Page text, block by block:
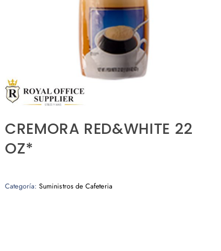
CREMORA RED&WHITE 22
OZ*
Categoría: Suministros de Cafeteria